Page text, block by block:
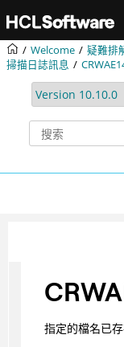
Welcome 疑難排
掃描日誌訊息
指定的檔名已存